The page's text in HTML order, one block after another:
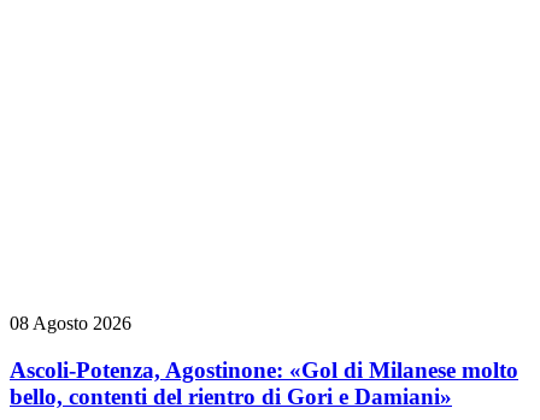
08 Agosto 2026
Ascoli-Potenza, Agostinone: «Gol di Milanese molto
bello, contenti del rientro di Gori e Damiani»